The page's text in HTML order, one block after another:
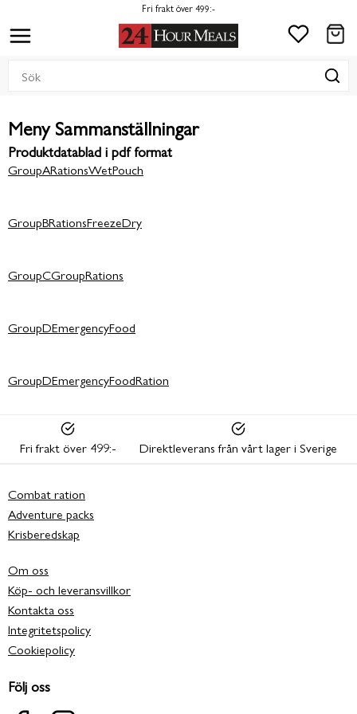
Fri frakt över 499:-
Meny Sammanställningar
Produktdatablad i pdf format
GroupARationsWetPouch
GroupBRationsFreezeDry
GroupCGroupRations
GroupDEmergencyFood
GroupDEmergencyFoodRation
Fri frakt över 499:- Direktleverans från vårt lager i Sverige
Combat ration
Adventure packs
Krisberedskap
Om oss
Köp- och leveransvillkor
Kontakta oss
Integritetspolicy
Cookiepolicy
Följ oss